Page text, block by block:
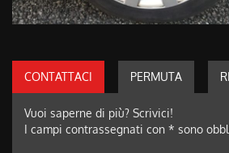
CONTATTACI PERMUTA
Vuoi saperne di più? Scrivici!
I campi contrassegnati con * sono